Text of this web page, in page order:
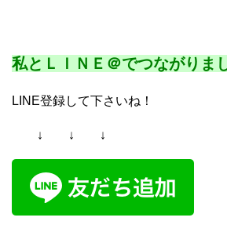
私とＬＩＮＥ＠でつながりま
LINE登録して下さいね！
↓ ↓ ↓